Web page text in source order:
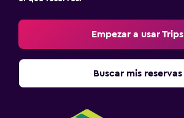
Empezar a usar Trips
Buscar mis reservas